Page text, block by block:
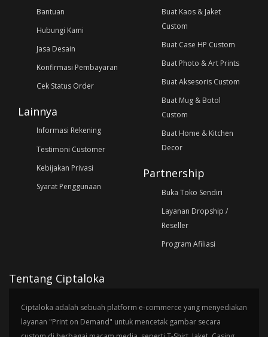
Bantuan
Hubungi Kami
Jasa Desain
Konfirmasi Pembayaran
Cek Status Order
Lainnya
Informasi Rekening
Testimoni Customer
Kebijakan Privasi
Syarat Penggunaan
Buat Kaos & Jaket
Custom
Buat Case HP Custom
Buat Photo & Art Prints
Buat Aksesoris Custom
Buat Mug & Botol
Custom
Buat Home & Kitchen
Decor
Partnership
Buka Toko Sendiri
Layanan Dropship /
Reseller
Program Afiliasi
Tentang Ciptaloka
Ciptaloka adalah sebuah platform e-commerce yang menyediakan
layanan "Print on Demand" untuk mencetak gambar secara